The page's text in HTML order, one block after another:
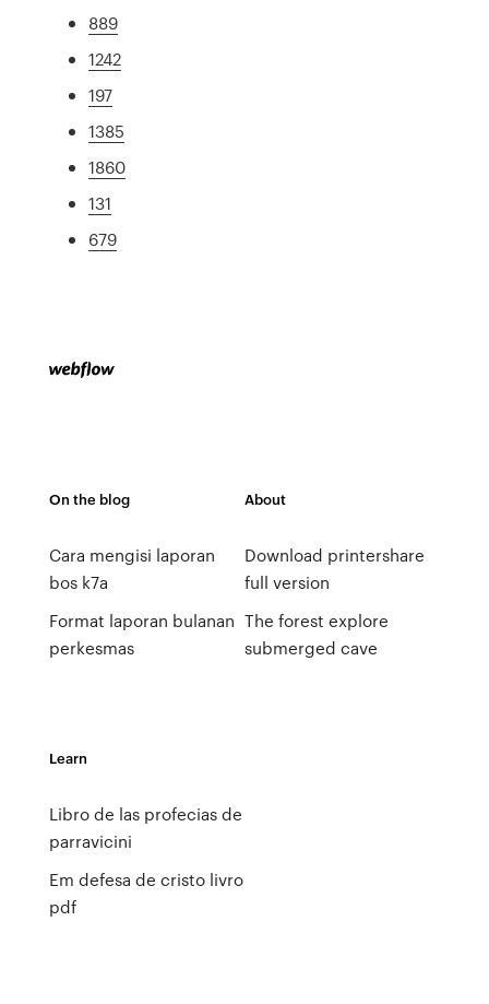
889
1242
197
1385
1860
131
679
On the blog
Cara mengisi laporan
bos k7a
Format laporan bulanan
perkesmas
About
Download printershare
full version
The forest explore
submerged cave
Learn
Libro de las profecias de
parravicini
Em defesa de cristo livro
pdf